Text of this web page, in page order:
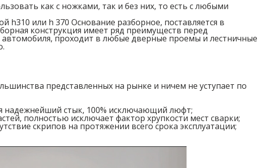
как с ножками, так и без них, то есть с любыми
или h 370 Основание разборное, поставляется в
конструкция имеет ряд преимуществ перед
проходит в любые дверные проемы и лестничные
представленных на рынке и ничем не уступает по
надежнейший стык, 100% исключающий люфт;
полностью исключает фактор хрупкости мест сварки;
скрипов на протяжении всего срока эксплуатации;